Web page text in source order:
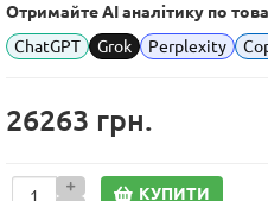
Отримайте AI аналітику по
ChatGPT
Grok Perplexity
26263 грн.
КУПИТИ